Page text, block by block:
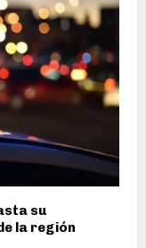
su
la región